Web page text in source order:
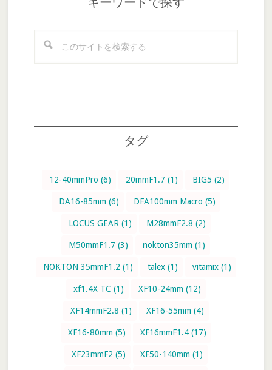
タグ
12-40mmPro (6) 20mmF1.7 (1) BIG5 (2)
DA16-85mm (6) DFA100mm Macro (5)
LOCUS GEAR (1) M28mmF2.8 (2)
M50mmF1.7 (3) nokton35mm (1)
NOKTON 35mmF1.2 (1) talex(1) vitamix(1)
xf1.4X TC (1) XF10-24mm (12)
XF14mmF2.8 (1) XF16-55mm (4)
XF16-80mm (5) XF16mmF1.4(17)
XF23mmF2 (5) XF50-140mm (1)